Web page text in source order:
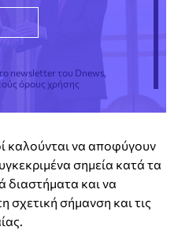
newsletter του Dnews,
όρους χρήσης
καλούνται να αποφύγουν
σημεία κατά τα
διαστήματα και να
σχετική σήμανση και τις